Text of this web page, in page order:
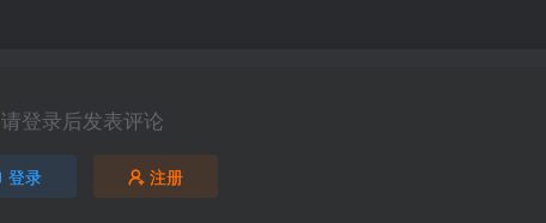
请登录后发表评论
登录 注册